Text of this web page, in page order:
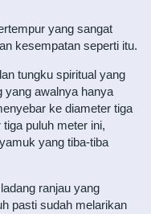
yang sangat
kesempatan seperti itu.
tungku spiritual yang
yang awalnya hanya
ke diameter tiga
puluh meter ini,
yang tiba-tiba
ranjau yang
pasti sudah melarikan